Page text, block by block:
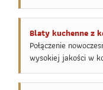
Blaty kuchenne z
Połączenie
wysokiej jakości w